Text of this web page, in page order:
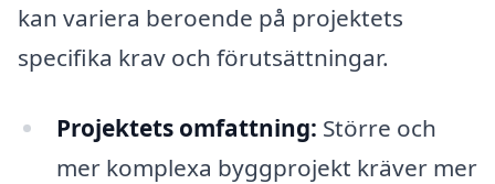
kan variera beroende på projektets
specifika krav och förutsättningar.
Projektets omfattning: Större och
mer komplexa byggprojekt kräver mer